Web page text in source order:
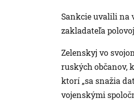
Sankcie uvalili na
zakladateľa
Zelenskyj vo
ruských občanov,
ktorí „sa snažia
vojenskými